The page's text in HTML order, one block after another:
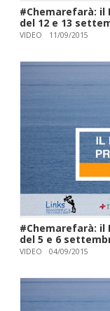
#Chemarefarà: il
del 12 e 13
VIDEO 11/09/2015
#Chemarefarà: il
del 5 e 6
VIDEO 04/09/2015